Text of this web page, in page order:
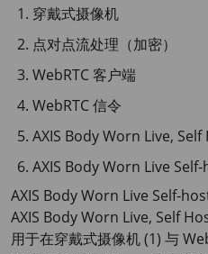
穿戴式摄像机
点对点流处理（加密）
WebRTC 客户端
WebRTC 信令
AXIS Body Worn Live,
AXIS Body Worn Live
AXIS BodyWorn Live Self-
AXIS BodyWorn Live, Self
用于在穿戴式摄像机 (1) 与